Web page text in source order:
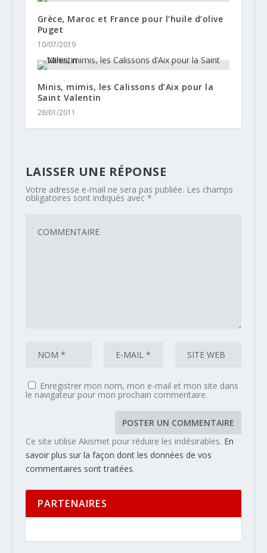
Grèce, Maroc et France pour l’huile d’olive
Puget
10/07/2019
Minis, mimis, les Calissons d’Aix pour la
Saint Valentin
28/01/2011
LAISSER UNE RÉPONSE
Votre adresse e-mail ne sera pas publiée. Les champs
obligatoires sont indiqués avec *
Enregistrer mon nom, mon e-mail et mon site dans
le navigateur pour mon prochain commentaire.
Ce site utilise Akismet pour réduire les indésirables. En
savoir plus sur la façon dont les données de vos
commentaires sont traitées.
PARTENAIRES